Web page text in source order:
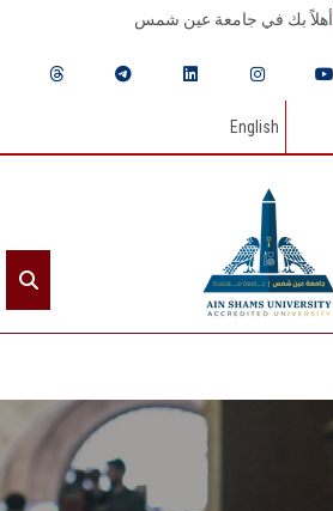
أهلاً بك في جامعة عين شمس
English
الرئيسيـة
عن الجامعة